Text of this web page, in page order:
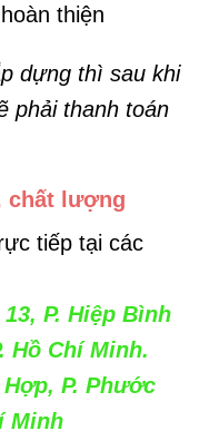
thiện
dựng thì sau khi
phải thanh toán
chất lượng
tiếp tại các
P. Hiệp Bình
Hồ Chí Minh.
P. Phước
Minh